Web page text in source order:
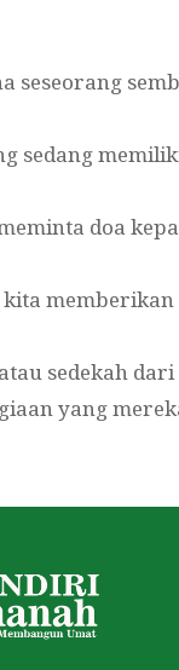
seseorang
sedang
doa
kita
sedekah
yang